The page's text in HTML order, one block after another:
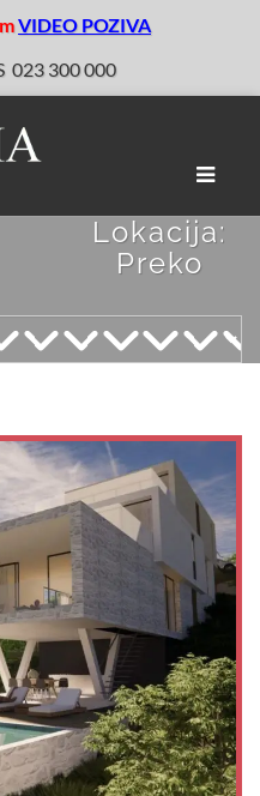
VIDEO POZIVA
023 300 000
Toggle
Lokacija:
Preko